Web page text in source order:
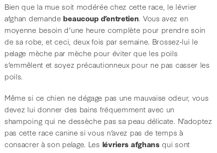
Bien que la mue soit modérée chez cette race, le lévrier
afghan demande beaucoup d’entretien. Vous avez en
moyenne besoin d’une heure complète pour prendre soin
de sa robe, et ceci, deux fois par semaine. Brossez-lui le
pelage mèche par mèche pour éviter que les poils
s’emmêlent et soyez précautionneux pour ne pas casser les
poils.
Même si ce chien ne dégage pas une mauvaise odeur, vous
devez lui donner des bains fréquemment avec un
shampoing qui ne dessèche pas sa peau délicate. N’adoptez
pas cette race canine si vous n’avez pas de temps à
consacrer à son pelage. Les lévriers afghans qui sont